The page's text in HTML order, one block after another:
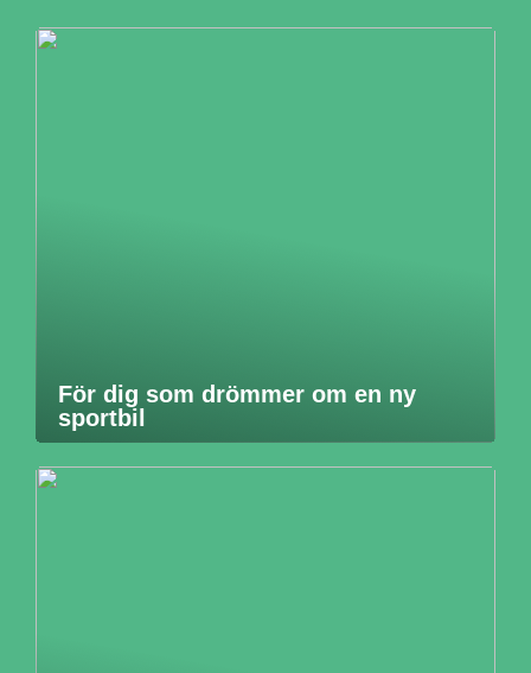
För dig som drömmer om en ny
sportbil